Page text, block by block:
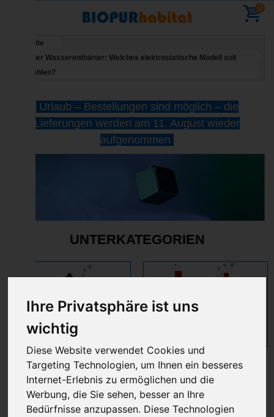
Ihre Privatsphäre ist uns
wichtig
Diese Website verwendet Cookies und
Targeting Technologien, um Ihnen ein besseres
Internet-Erlebnis zu ermöglichen und die
Werbung, die Sie sehen, besser an Ihre
Bedürfnisse anzupassen. Diese Technologien
0
Startseite
Salzfreier Wasserenthärter: Welches elektrostatische Modell soll
man wählen?
Urlaub – Bestellungen sind möglich – die
Lieferungen werden am 11. August wieder
aufgenommen
UNTERKATEGORIEN
Salzfreier
Wasserenthärter für
Haus/Wohnung
Professionelle salzfreie
Wasserenthärter